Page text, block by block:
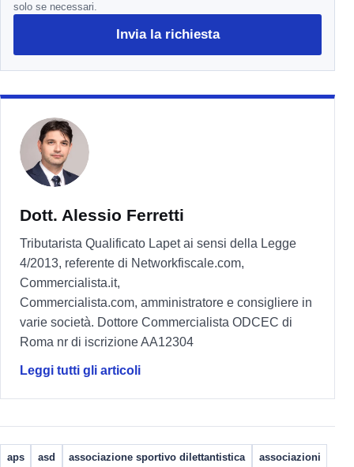
solo se necessari.
Invia la richiesta
Dott. Alessio Ferretti
Tributarista Qualificato Lapet ai sensi della Legge
4/2013, referente di Networkfiscale.com,
Commercialista.it,
Commercialista.com, amministratore e consigliere in
varie società. Dottore Commercialista ODCEC di
Roma nr di iscrizione AA12304
Leggi tutti gli articoli
aps asd associazione sportivo dilettantistica associazioni